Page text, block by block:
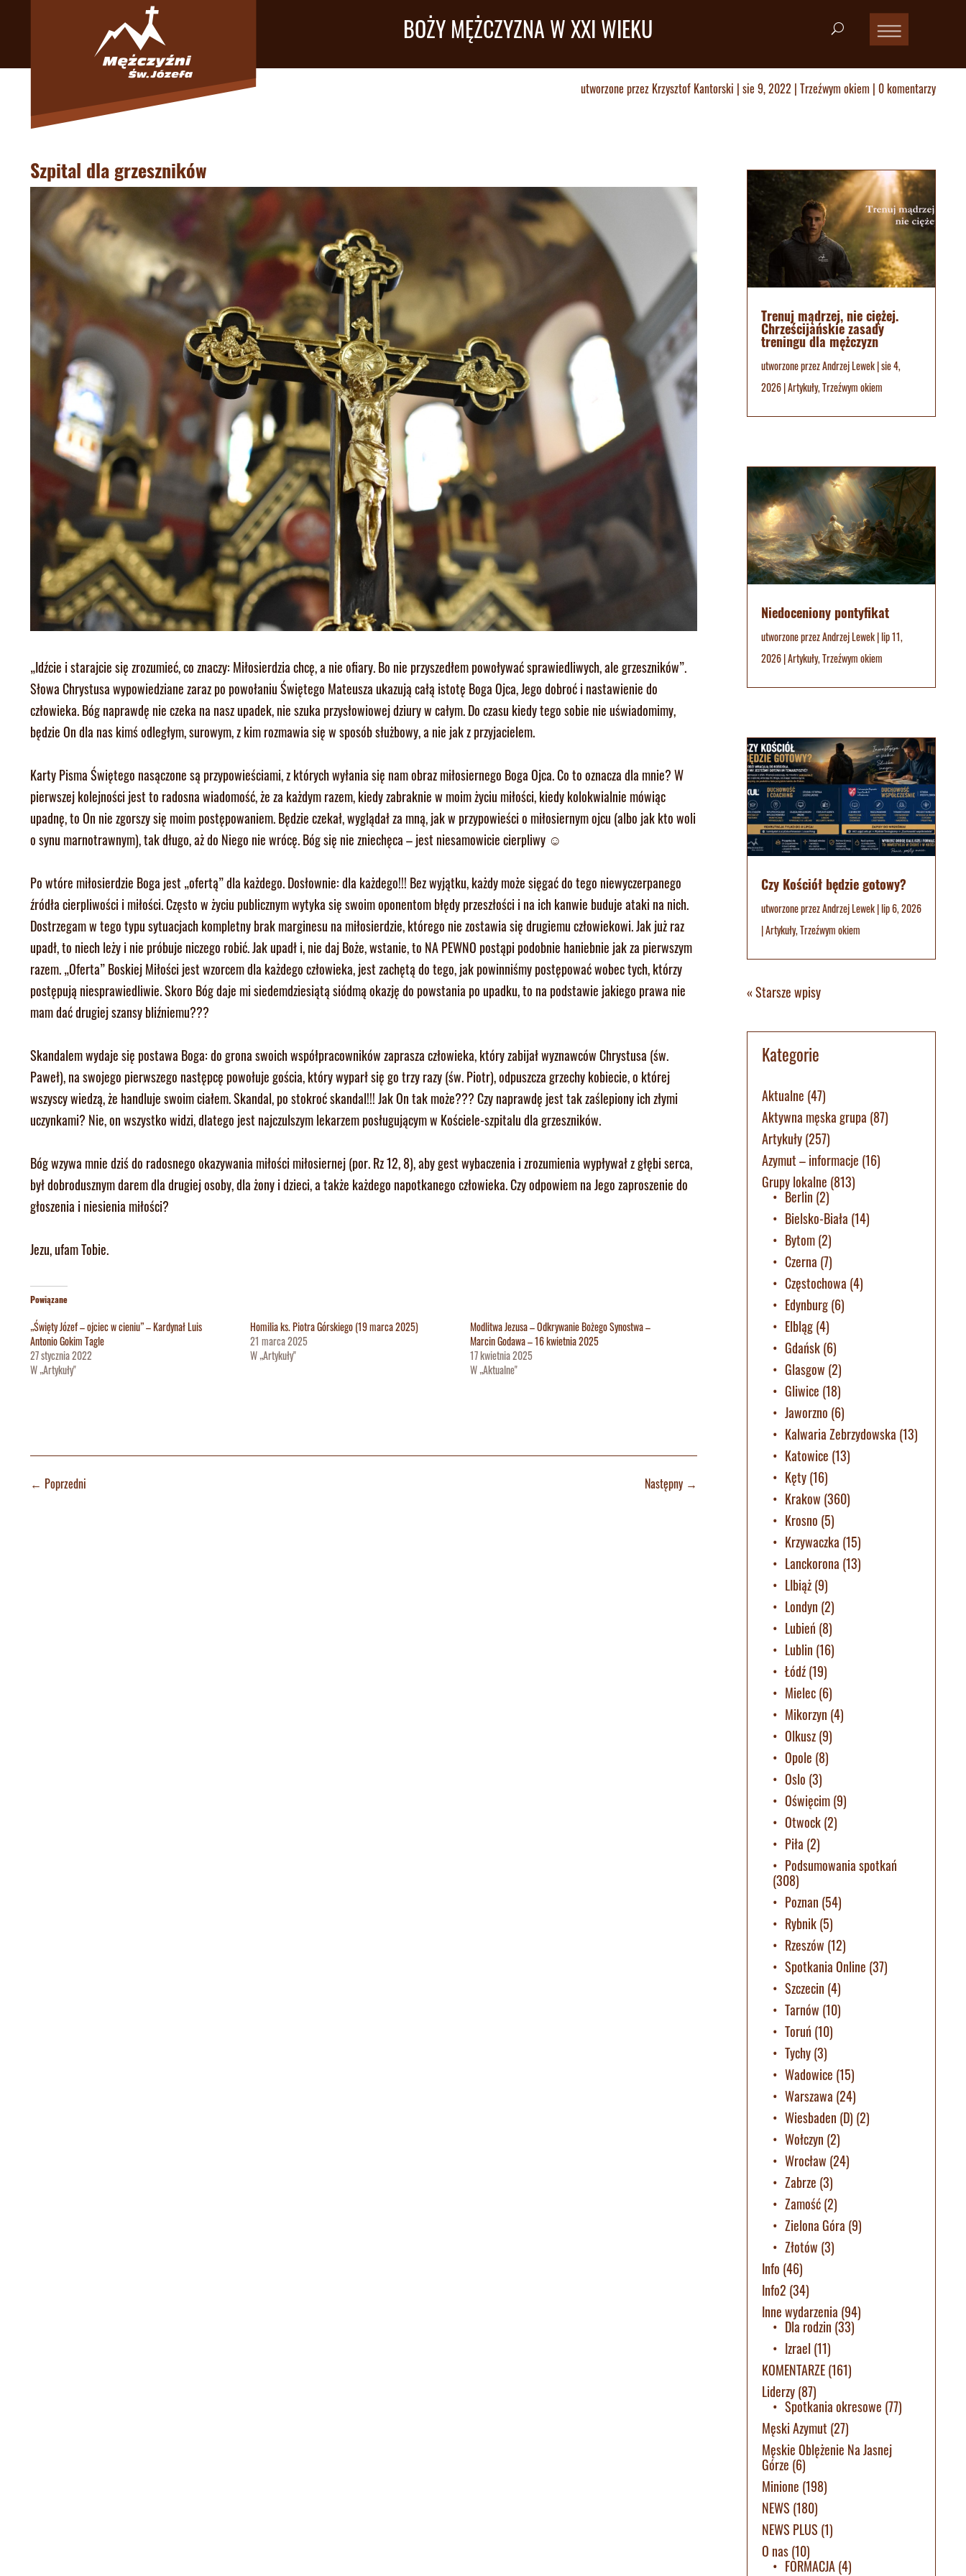
BOŻY MĘŻCZYZNA W XXI WIEKU
utworzone przez Krzysztof Kantorski | sie 9, 2022 | Trzeźwym okiem | 0 komentarzy
Szpital dla grzeszników
„Idźcie i starajcie się zrozumieć, co znaczy: Miłosierdzia chcę, a nie ofiary. Bo nie przyszedłem powoływać sprawiedliwych, ale grzeszników”.
Słowa Chrystusa wypowiedziane zaraz po powołaniu Świętego Mateusza ukazują całą istotę Boga Ojca, Jego dobroć i nastawienie do
człowieka. Bóg naprawdę nie czeka na nasz upadek, nie szuka przysłowiowej dziury w całym. Do czasu kiedy tego sobie nie uświadomimy,
będzie On dla nas kimś odległym, surowym, z kim rozmawia się w sposób służbowy, a nie jak z przyjacielem.
Karty Pisma Świętego nasączone są przypowieściami, z których wyłania się nam obraz miłosiernego Boga Ojca. Co to oznacza dla mnie? W
pierwszej kolejności jest to radosna wiadomość, że za każdym razem, kiedy zabraknie w moim życiu miłości, kiedy kolokwialnie mówiąc
upadnę, to On nie zgorszy się moim postępowaniem. Będzie czekał, wyglądał za mną, jak w przypowieści o miłosiernym ojcu (albo jak kto woli
o synu marnotrawnym), tak długo, aż do Niego nie wrócę. Bóg się nie zniechęca – jest niesamowicie cierpliwy ☺
Po wtóre miłosierdzie Boga jest „ofertą” dla każdego. Dosłownie: dla każdego!!! Bez wyjątku, każdy może sięgać do tego niewyczerpanego
źródła cierpliwości i miłości. Często w życiu publicznym wytyka się swoim oponentom błędy przeszłości i na ich kanwie buduje ataki na nich.
Dostrzegam w tego typu sytuacjach kompletny brak marginesu na miłosierdzie, którego nie zostawia się drugiemu człowiekowi. Jak już raz
upadł, to niech leży i nie próbuje niczego robić. Jak upadł i, nie daj Boże, wstanie, to NA PEWNO postąpi podobnie haniebnie jak za pierwszym
razem. „Oferta” Boskiej Miłości jest wzorcem dla każdego człowieka, jest zachętą do tego, jak powinniśmy postępować wobec tych, którzy
postępują niesprawiedliwie. Skoro Bóg daje mi siedemdziesiątą siódmą okazję do powstania po upadku, to na podstawie jakiego prawa nie
mam dać drugiej szansy bliźniemu???
Skandalem wydaje się postawa Boga: do grona swoich współpracowników zaprasza człowieka, który zabijał wyznawców Chrystusa (św.
Paweł), na swojego pierwszego następcę powołuje gościa, który wyparł się go trzy razy (św. Piotr), odpuszcza grzechy kobiecie, o której
wszyscy wiedzą, że handluje swoim ciałem. Skandal, po stokroć skandal!!! Jak On tak może??? Czy naprawdę jest tak zaślepiony ich złymi
uczynkami? Nie, on wszystko widzi, dlatego jest najczulszym lekarzem posługującym w Kościele-szpitalu dla grzeszników.
Bóg wzywa mnie dziś do radosnego okazywania miłości miłosiernej (por. Rz 12, 8), aby gest wybaczenia i zrozumienia wypływał z głębi serca,
był dobrodusznym darem dla drugiej osoby, dla żony i dzieci, a także każdego napotkanego człowieka. Czy odpowiem na Jego zaproszenie do
głoszenia i niesienia miłości?
Jezu, ufam Tobie.
Powiązane
„Święty Józef – ojciec w cieniu” – Kardynał Luis
Antonio Gokim Tagle
27 stycznia 2022
W „Artykuły"
Homilia ks. Piotra Górskiego (19 marca 2025)
21 marca 2025
W „Artykuły"
Modlitwa Jezusa – Odkrywanie Bożego Synostwa –
Marcin Godawa – 16 kwietnia 2025
17 kwietnia 2025
W „Aktualne"
← Poprzedni Następny→
Trenuj mądrzej, nie ciężej.
Chrześcijańskie zasady
treningu dla mężczyzn
utworzone przezAndrzej Lewek|sie 4,
2026|Artykuły,Trzeźwym okiem
Niedoceniony pontyfikat
utworzone przezAndrzej Lewek|lip 11,
2026|Artykuły,Trzeźwym okiem
Czy Kościół będzie gotowy?
utworzone przezAndrzej Lewek|lip 6, 2026
|Artykuły,Trzeźwym okiem
« Starsze wpisy
Kategorie
Aktualne (47)
Aktywna męska grupa (87)
Artykuły(257)
Azymut – informacje (16)
Grupy lokalne (813)
Berlin (2)
Bielsko-Biała (14)
Bytom(2)
Czerna (7)
Częstochowa (4)
Edynburg(6)
Elbląg(4)
Gdańsk(6)
Glasgow (2)
Gliwice (18)
Jaworzno (6)
Kalwaria Zebrzydowska (13)
Katowice (13)
Kęty(16)
Krakow (360)
Krosno (5)
Krzywaczka (15)
Lanckorona (13)
LIbiąż(9)
Londyn (2)
Lubień (8)
Lublin (16)
Łódź(19)
Mielec(6)
Mikorzyn (4)
Olkusz(9)
Opole (8)
Oslo (3)
Oświęcim(9)
Otwock(2)
Piła (2)
Podsumowania spotkań
(308)
Poznan (54)
Rybnik(5)
Rzeszów (12)
Spotkania Online (37)
Szczecin (4)
Tarnów (10)
Toruń (10)
Tychy(3)
Wadowice (15)
Warszawa (24)
Wiesbaden (D) (2)
Wołczyn (2)
Wrocław (24)
Zabrze (3)
Zamość(2)
Zielona Góra (9)
Złotów (3)
Info (46)
Info2 (34)
Inne wydarzenia (94)
Dla rodzin (33)
Izrael (11)
KOMENTARZE(161)
Liderzy(87)
Spotkania okresowe (77)
Męski Azymut (27)
Męskie Oblężenie Na Jasnej
Górze (6)
Minione (198)
NEWS (180)
NEWS PLUS (1)
O nas(10)
FORMACJA(4)